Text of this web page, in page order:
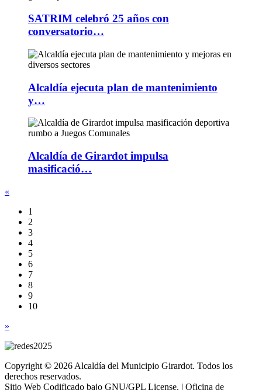
SATRIM celebró 25 años con
conversatorio…
Alcaldía ejecuta plan de mantenimiento
y…
Alcaldía de Girardot impulsa
masificació…
«
1
2
3
4
5
6
7
8
9
10
»
Copyright © 2026 Alcaldía del Municipio Girardot. Todos los
derechos reservados.
Sitio Web Codificado bajo GNU/GPL License. | Oficina de